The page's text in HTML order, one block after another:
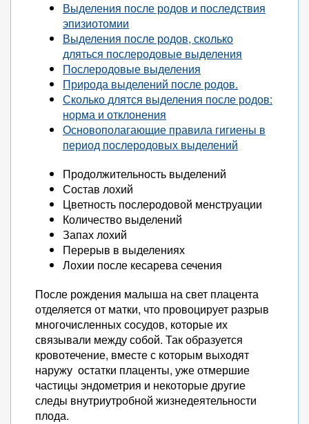
Выделения после родов и последствия
эпизиотомии
Выделения после родов, сколько
дляться послеродовые выделения
Послеродовые выделения
Природа выделений после родов.
Сколько длятся выделения после родов:
норма и отклонения
Основополагающие правила гигиены в
период послеродовых выделений
Продолжительность выделений
Состав лохий
Цветность послеродовой менструации
Количество выделений
Запах лохий
Перерыв в выделениях
Лохии после кесарева сечения
После рождения малыша на свет плацента
отделяется от матки, что провоцирует разрыв
многочисленных сосудов, которые их
связывали между собой. Так образуется
кровотечение, вместе с которым выходят
наружу остатки плаценты, уже отмершие
частицы эндометрия и некоторые другие
следы внутриутробной жизнедеятельности
плода.